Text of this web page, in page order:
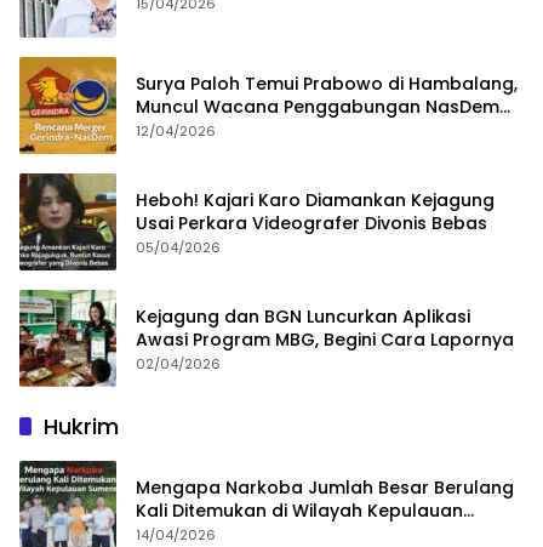
Surya Paloh Temui Prabowo di Hambalang,
Muncul Wacana Penggabungan NasDem
dan Gerindra
12/04/2026
Heboh! Kajari Karo Diamankan Kejagung
Usai Perkara Videografer Divonis Bebas
05/04/2026
Kejagung dan BGN Luncurkan Aplikasi
Awasi Program MBG, Begini Cara Lapornya
02/04/2026
Hukrim
Mengapa Narkoba Jumlah Besar Berulang
Kali Ditemukan di Wilayah Kepulauan
Sumenep?
14/04/2026